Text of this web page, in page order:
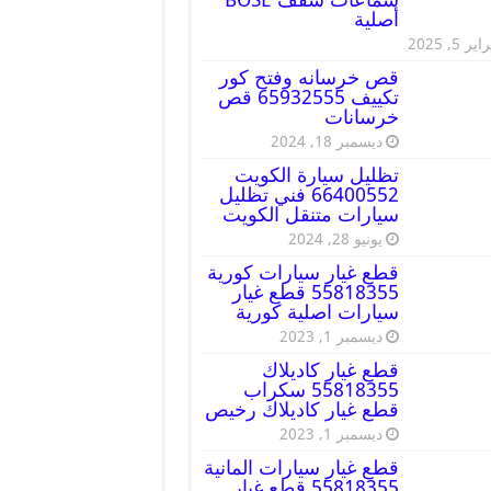
أصلية
5, 2025
قص خرسانه وفتح كور
تكييف 65932555 قص
خرسانات
ديسمبر 18, 2024
تظليل سيارة الكويت
66400552 فني تظليل
سيارات متنقل الكويت
يونيو 28, 2024
قطع غيار سيارات كورية
55818355 قطع غيار
سيارات اصلية كورية
ديسمبر 1, 2023
قطع غيار كاديلاك
55818355 سكراب
قطع غيار كاديلاك رخيص
ديسمبر 1, 2023
قطع غيار سيارات المانية